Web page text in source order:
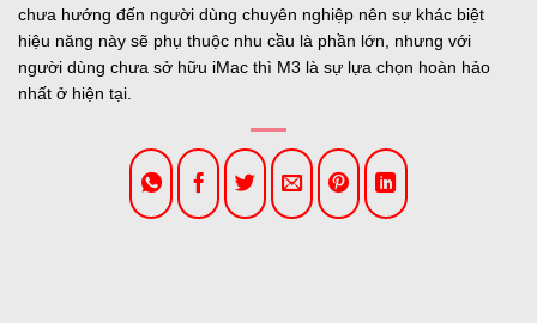
chưa hướng đến người dùng chuyên nghiệp nên sự khác biệt
hiệu năng này sẽ phụ thuộc nhu cầu là phần lớn, nhưng với
người dùng chưa sở hữu iMac thì M3 là sự lựa chọn hoàn hảo
nhất ở hiện tại.